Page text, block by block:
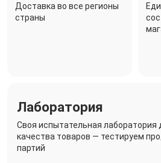
Доставка во все регионы
страны
Лаборатория
Своя испытательная лаборатория
качества товаров — тестируем
партий